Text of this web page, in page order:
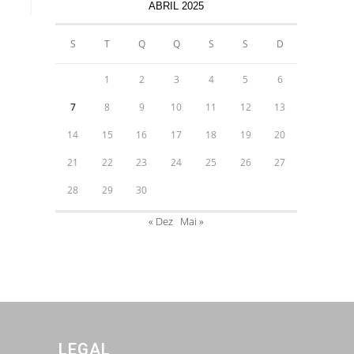
ABRIL 2025
S T Q Q S S D
1 2 3 4 5 6
7 8 9 10 11 12 13
14 15 16 17 18 19 20
21 22 23 24 25 26 27
28 29 30
« Dez Mai »
LEGAL